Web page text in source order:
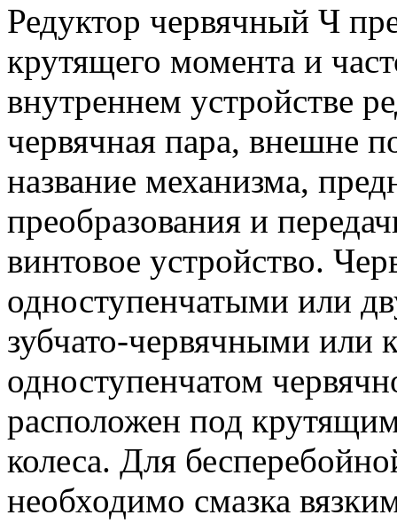
Редуктор червячный Ч
крутящего момента и
внутреннем устройстве
червячная пара, внешне
название механизма,
преобразования и
винтовое устройство.
одноступенчатыми или
зубчато-червячными
одноступенчатом
расположен под
колеса. Для
необходимо смазка